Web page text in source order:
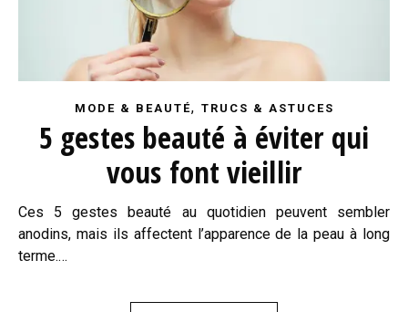
MODE & BEAUTÉ, TRUCS & ASTUCES
5 gestes beauté à éviter qui
vous font vieillir
Ces 5 gestes beauté au quotidien peuvent sembler
anodins, mais ils affectent l’apparence de la peau à long
terme.…